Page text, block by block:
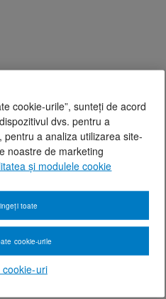
cookie-urile”, sunteți de acord
dvs. pentru a
a analiza utilizarea site-
noastre de marketing
și modulele cookie
uri
toate
cookie-urile